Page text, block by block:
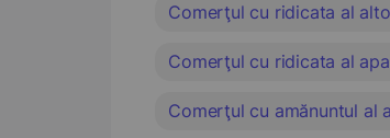
Comerţul cu ridicata al
Comerţul cu ridicata al
Comerţul cu amănuntul al